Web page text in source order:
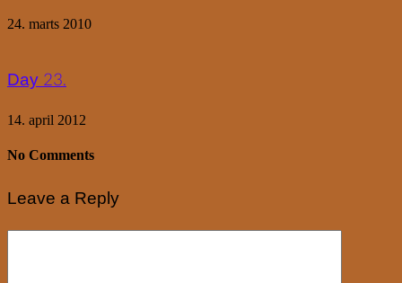
24. marts 2010
Day 23.
14. april 2012
No Comments
Leave a Reply